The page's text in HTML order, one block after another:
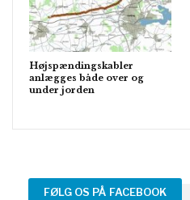
Højspændingskabler
anlægges både over og
under jorden
FØLG OS PÅ FACEBOOK